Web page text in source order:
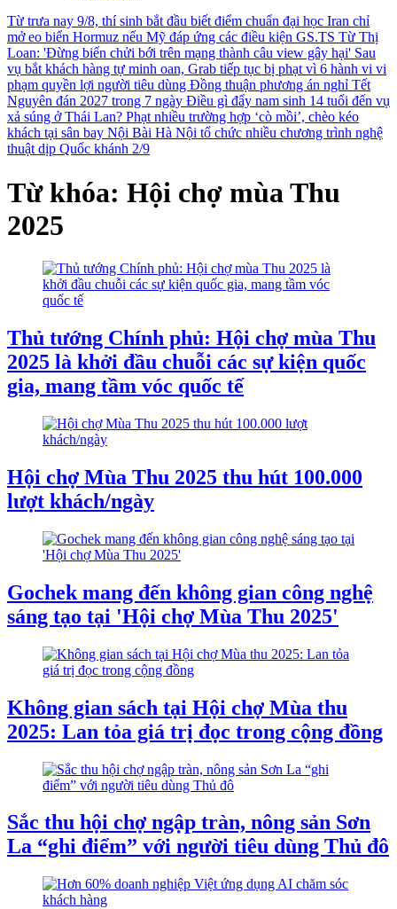
Từ trưa nay 9/8, thí sinh bắt đầu biết điểm chuẩn đại học Iran chỉ
mở eo biển Hormuz nếu Mỹ đáp ứng các điều kiện GS.TS Từ Thị
Loan: 'Đừng biến chửi bới trên mạng thành câu view gây hại' Sau
vụ bắt khách hàng tự minh oan, Grab tiếp tục bị phạt vì 6 hành vi vi
phạm quyền lợi người tiêu dùng Đồng thuận phương án nghỉ Tết
Nguyên đán 2027 trong 7 ngày Điều gì đẩy nam sinh 14 tuổi đến vụ
xả súng ở Thái Lan? Phạt nhiều trường hợp ‘cò mồi’, chèo kéo
khách tại sân bay Nội Bài Hà Nội tổ chức nhiều chương trình nghệ
thuật dịp Quốc khánh 2/9
Từ khóa: Hội chợ mùa Thu
2025
Thủ tướng Chính phủ: Hội chợ mùa Thu
2025 là khởi đầu chuỗi các sự kiện quốc
gia, mang tầm vóc quốc tế
Hội chợ Mùa Thu 2025 thu hút 100.000
lượt khách/ngày
Gochek mang đến không gian công nghệ
sáng tạo tại 'Hội chợ Mùa Thu 2025'
Không gian sách tại Hội chợ Mùa thu
2025: Lan tỏa giá trị đọc trong cộng đồng
Sắc thu hội chợ ngập tràn, nông sản Sơn
La “ghi điểm” với người tiêu dùng Thủ đô